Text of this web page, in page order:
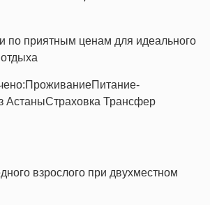
по приятным ценам для идеального
ПроживаниеПитание-
АстаныСтраховка Трансфер
взрослого при двухместном